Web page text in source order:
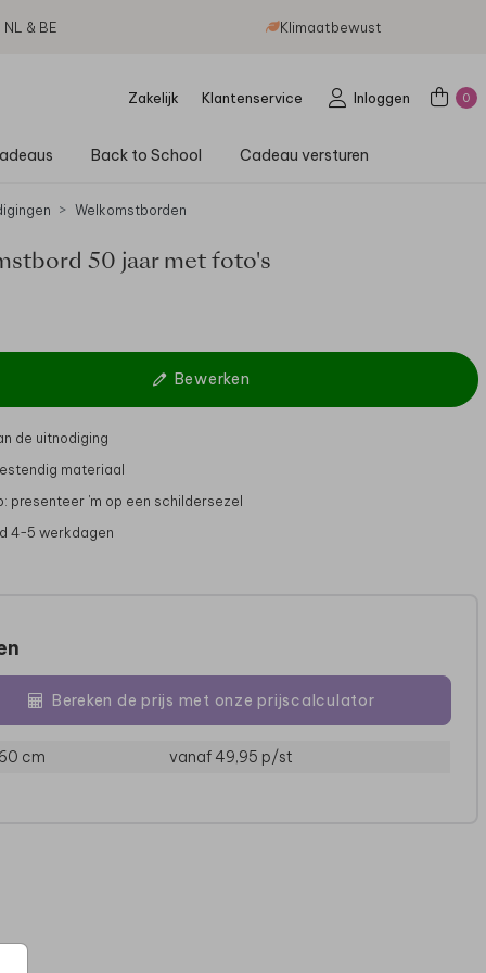
& BE Klimaatbewust
Zakelijk Klantenservice Inloggen 0
Back to School Cadeau versturen
Welkomstborden
50 jaar met foto's
Bewerken
de uitnodiging
materiaal
presenteer 'm op een schildersezel
4-5 werkdagen
Bereken de prijs met onze prijscalculator
cm vanaf 49,95 p/st